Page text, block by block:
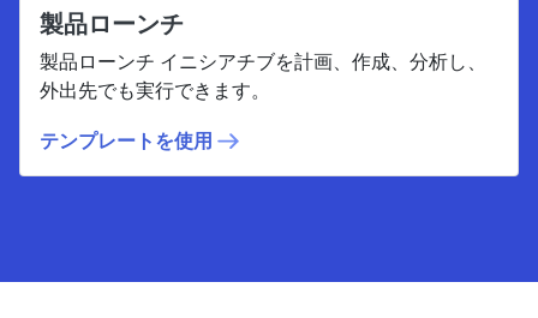
製品ローンチ
製品ローンチ イニシアチブを計画、作成、分析し、
外出先でも実行できます。
テンプレートを使用